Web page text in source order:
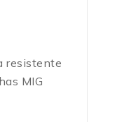
resistente
MIG